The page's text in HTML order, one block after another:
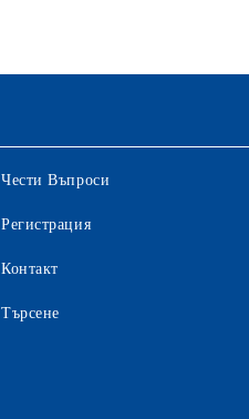
Чести Въпроси
Регистрация
Контакт
Търсене